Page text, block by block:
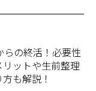
らの終活！必要性
リットや生前整理
方も解説！